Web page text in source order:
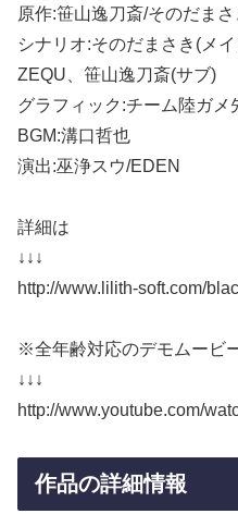
原作:笹山逸刀斎/そのだまさ
シナリオ:そのだまさき(メ
ZEQU、笹山逸刀斎(サブ)
グラフィック:チーム陸ガメ
BGM:溝口哲也
演出:巫浄スウ/EDEN
詳細は
↓↓↓
http://www.lilith-soft.com/
※全年齢対応のデモムービ
↓↓↓
http://www.youtube.com/
作品の詳細情報